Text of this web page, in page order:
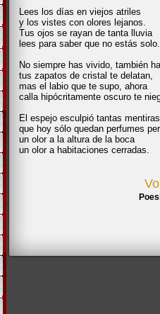
Lees los días en viejos atriles
y los vistes con olores lejanos.
Tus ojos se rayan de tanta lluvia
lees para saber que no estás solo.
No siempre has vivido, también
tus zapatos de cristal te delatan,
mas el labio que te supo, ahora
calla hipócritamente oscuro te
El espejo esculpió tantas mentiras
que hoy sólo quedan perfumes
un olor a la altura de la boca
un olor a habitaciones cerradas.